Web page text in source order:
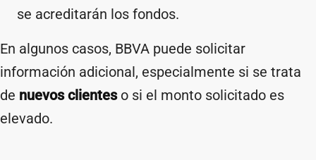
se acreditarán los fondos.
En algunos casos, BBVA puede solicitar
información adicional, especialmente si se trata
de nuevos clienteso si el monto solicitado es
elevado.